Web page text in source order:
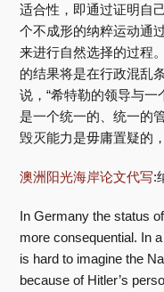
适合性，即通过证明自
个不成形的纳粹运动通
来进行自然选择的过程
的结果将是在行政混乱
说，“希特勒的领导与
是一个统一的、统一的
毁灭能力是毋庸置疑的
澳洲阳光海岸论文代写:
In Germany the status
more consequential. In
is hard to imagine the
because of Hitler’s